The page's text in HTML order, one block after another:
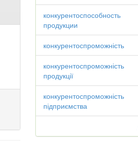
конкурентоспособность
продукции
конкурентоспроможність
конкурентоспроможність
продукції
конкурентоспроможність
підприємства